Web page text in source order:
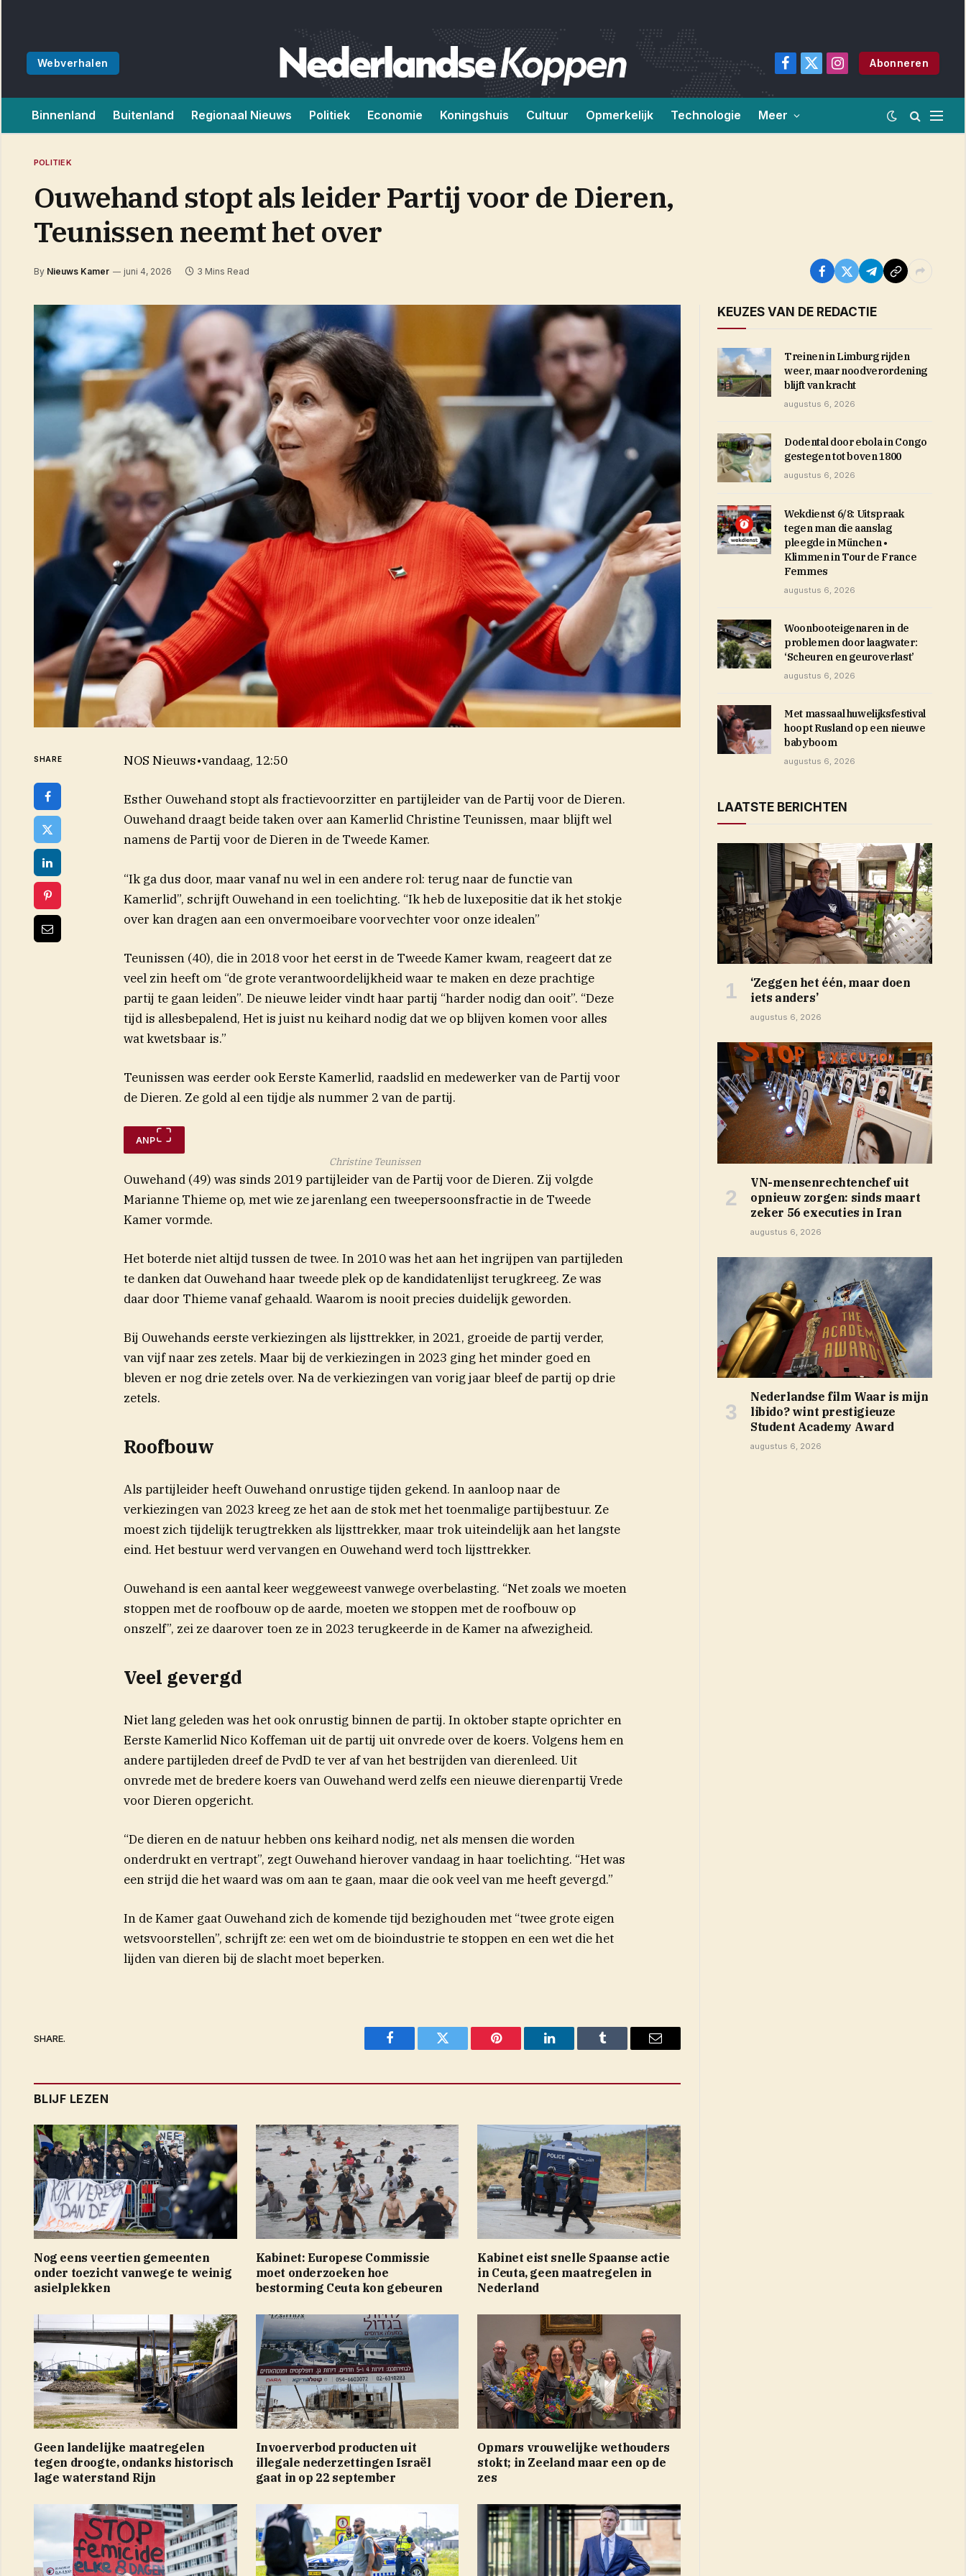
Webverhalen
Facebook
X
Instagram
Abonneren
Binnenland Buitenland Regionaal Nieuws Politiek Economie Koningshuis Cultuur Opmerkelijk Technologie Meer
POLITIEK
Ouwehand stopt als leider Partij voor de Dieren,
Teunissen neemt het over
By Nieuws Kamer juni 4, 2026 3 Mins Read
SHARE NOS Nieuws•vandaag, 12:50
Esther Ouwehand stopt als fractievoorzitter en partijleider van de Partij voor de Dieren.
Ouwehand draagt beide taken over aan Kamerlid Christine Teunissen, maar blijft wel
namens de Partij voor de Dieren in de Tweede Kamer.
“Ik ga dus door, maar vanaf nu wel in een andere rol: terug naar de functie van
Kamerlid”, schrijft Ouwehand in een toelichting. “Ik heb de luxepositie dat ik het stokje
over kan dragen aan een onvermoeibare voorvechter voor onze idealen”
Teunissen (40), die in 2018 voor het eerst in de Tweede Kamer kwam, reageert dat ze
veel zin heeft om “de grote verantwoordelijkheid waar te maken en deze prachtige
partij te gaan leiden”. De nieuwe leider vindt haar partij “harder nodig dan ooit”. “Deze
tijd is allesbepalend, Het is juist nu keihard nodig dat we op blijven komen voor alles
wat kwetsbaar is.”
Teunissen was eerder ook Eerste Kamerlid, raadslid en medewerker van de Partij voor
de Dieren. Ze gold al een tijdje als nummer 2 van de partij.
ANP
Christine Teunissen
Ouwehand (49) was sinds 2019 partijleider van de Partij voor de Dieren. Zij volgde
Marianne Thieme op, met wie ze jarenlang een tweepersoonsfractie in de Tweede
Kamer vormde.
Het boterde niet altijd tussen de twee. In 2010 was het aan het ingrijpen van partijleden
te danken dat Ouwehand haar tweede plek op de kandidatenlijst terugkreeg. Ze was
daar door Thieme vanaf gehaald. Waarom is nooit precies duidelijk geworden.
Bij Ouwehands eerste verkiezingen als lijsttrekker, in 2021, groeide de partij verder,
van vijf naar zes zetels. Maar bij de verkiezingen in 2023 ging het minder goed en
bleven er nog drie zetels over. Na de verkiezingen van vorig jaar bleef de partij op drie
zetels.
Roofbouw
Als partijleider heeft Ouwehand onrustige tijden gekend. In aanloop naar de
verkiezingen van 2023 kreeg ze het aan de stok met het toenmalige partijbestuur. Ze
moest zich tijdelijk terugtrekken als lijsttrekker, maar trok uiteindelijk aan het langste
eind. Het bestuur werd vervangen en Ouwehand werd toch lijsttrekker.
Ouwehand is een aantal keer weggeweest vanwege overbelasting. “Net zoals we moeten
stoppen met de roofbouw op de aarde, moeten we stoppen met de roofbouw op
onszelf”, zei ze daarover toen ze in 2023 terugkeerde in de Kamer na afwezigheid.
Veel gevergd
Niet lang geleden was het ook onrustig binnen de partij. In oktober stapte oprichter en
Eerste Kamerlid Nico Koffeman uit de partij uit onvrede over de koers. Volgens hem en
andere partijleden dreef de PvdD te ver af van het bestrijden van dierenleed. Uit
onvrede met de bredere koers van Ouwehand werd zelfs een nieuwe dierenpartij Vrede
voor Dieren opgericht.
“De dieren en de natuur hebben ons keihard nodig, net als mensen die worden
onderdrukt en vertrapt”, zegt Ouwehand hierover vandaag in haar toelichting. “Het was
een strijd die het waard was om aan te gaan, maar die ook veel van me heeft gevergd.”
In de Kamer gaat Ouwehand zich de komende tijd bezighouden met “twee grote eigen
wetsvoorstellen”, schrijft ze: een wet om de bioindustrie te stoppen en een wet die het
lijden van dieren bij de slacht moet beperken.
SHARE.
Facebook Twitter Pinterest LinkedIn Tumblr Email
BLIJF LEZEN
Nog eens veertien gemeenten
onder toezicht vanwege te weinig
asielplekken
Kabinet: Europese Commissie
moet onderzoeken hoe
bestorming Ceuta kon gebeuren
Kabinet eist snelle Spaanse actie
in Ceuta, geen maatregelen in
Nederland
Geen landelijke maatregelen
tegen droogte, ondanks historisch
lage waterstand Rijn
Invoerverbod producten uit
illegale nederzettingen Israël
gaat in op 22 september
Opmars vrouwelijke wethouders
stokt; in Zeeland maar een op de
zes
KEUZES VAN DE REDACTIE
Treinen in Limburg rijden
weer, maar noodverordening
blijft van kracht
augustus 6, 2026
Dodental door ebola in Congo
gestegen tot boven 1800
augustus 6, 2026
Wekdienst 6/8: Uitspraak
tegen man die aanslag
pleegde in München •
Klimmen in Tour de France
Femmes
augustus 6, 2026
Woonbooteigenaren in de
problemen door laagwater:
‘Scheuren en geuroverlast’
augustus 6, 2026
Met massaal huwelijksfestival
hoopt Rusland op een nieuwe
babyboom
augustus 6, 2026
LAATSTE BERICHTEN
‘Zeggen het één, maar doen
iets anders’
augustus 6, 2026
VN-mensenrechtenchef uit
opnieuw zorgen: sinds maart
zeker 56 executies in Iran
augustus 6, 2026
Nederlandse film Waar is mijn
libido? wint prestigieuze
Student Academy Award
augustus 6, 2026